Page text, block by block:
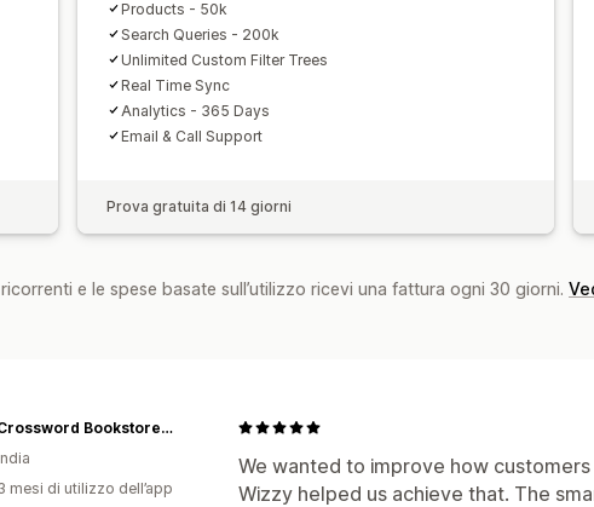
Più query di
Products - 50k
Search Queries - 200k
Unlimited Custom Filter Trees
Real Time Sync
Analytics - 365 Days
Email & Call Support
Prova gratuita di 14 giorni
e le spese basate sull’utilizzo ricevi una fattura ogni 30 giorni.
We wanted to improve how
Wizzy helped us achieve that. The
Crossword Bookstores, Dubai
mesi di utilizzo dell’app